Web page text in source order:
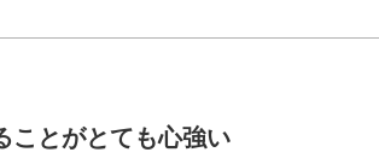
ことがとても心強い